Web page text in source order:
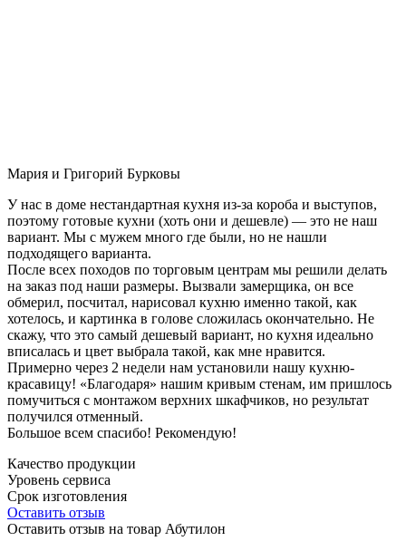
Мария и Григорий Бурковы
У нас в доме нестандартная кухня из-за короба и выступов,
поэтому готовые кухни (хоть они и дешевле) — это не наш
вариант. Мы с мужем много где были, но не нашли
подходящего варианта.
После всех походов по торговым центрам мы решили делать
на заказ под наши размеры. Вызвали замерщика, он все
обмерил, посчитал, нарисовал кухню именно такой, как
хотелось, и картинка в голове сложилась окончательно. Не
скажу, что это самый дешевый вариант, но кухня идеально
вписалась и цвет выбрала такой, как мне нравится.
Примерно через 2 недели нам установили нашу кухню-
красавицу! «Благодаря» нашим кривым стенам, им пришлось
помучиться с монтажом верхних шкафчиков, но результат
получился отменный.
Большое всем спасибо! Рекомендую!
Качество продукции
Уровень сервиса
Срок изготовления
Оставить отзыв
Оставить отзыв на товар Абутилон